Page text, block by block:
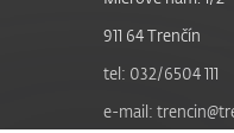
911 64 Trenčín
tel: 032/6504 111
e-mail: